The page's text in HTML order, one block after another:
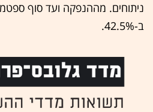
ניתוחים. מההנפקה ועד סוף
ב-42.5%.